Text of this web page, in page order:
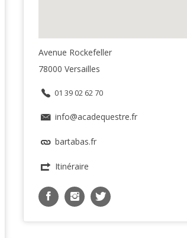
Avenue Rockefeller
78000 Versailles
01 39 02 62 70
info@acadequestre.fr
bartabas.fr
Itinéraire